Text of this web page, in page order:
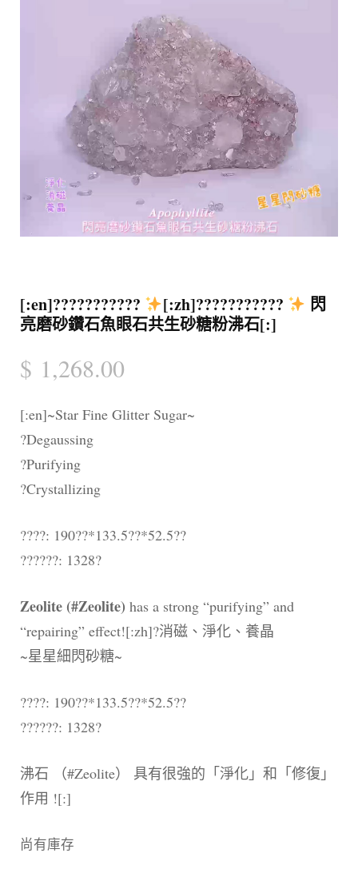
[:en]??????????? [:zh]???????????
閃
亮磨砂鑽石魚眼石共生砂糖粉沸石[:]
$ 1,268.00
[:en]~Star Fine Glitter Sugar~
?Degaussing
?Purifying
?Crystallizing
????: 190??*133.5??*52.5??
??????: 1328?
Zeolite (#Zeolite) has a strong “purifying” and
“repairing” effect![:zh]?消磁、淨化、養晶
~星星細閃砂糖~
????: 190??*133.5??*52.5??
??????: 1328?
沸石 （#Zeolite） 具有很強的「淨化」和「修復」
作用 ![:]
尚有庫存